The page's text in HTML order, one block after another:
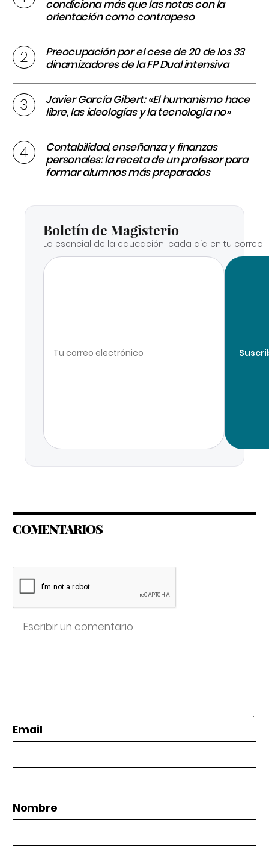
condiciona más que las notas con la
orientación como contrapeso
Preocupación por el cese de 20 de los 33
dinamizadores de la FP Dual intensiva
Javier García Gibert: «El humanismo hace
libre, las ideologías y la tecnología no»
Contabilidad, enseñanza y finanzas
personales: la receta de un profesor para
formar alumnos más preparados
Boletín de Magisterio
Lo esencial de la educación, cada día en tu correo.
COMENTARIOS
Email
Nombre